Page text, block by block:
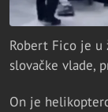
Robert Fico je u
slovačke vlade,
On je